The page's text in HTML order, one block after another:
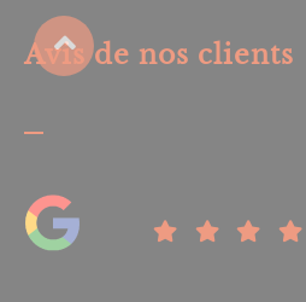
Avis de nos clients